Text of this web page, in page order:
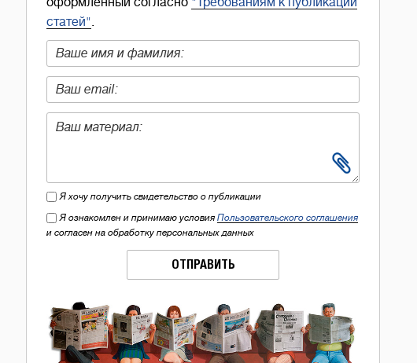
статей".
Я хочу получить свидетельство о публикации
Я ознакомлен и принимаю условия Пользовательского соглашения
и согласен на обработку персональных данных
ОТПРАВИТЬ